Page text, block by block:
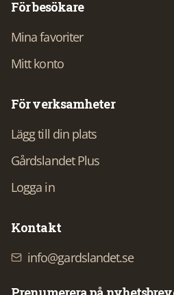
För besökare
Mina favoriter
Mitt konto
För verksamheter
Lägg till din plats
Gårdslandet Plus
Logga in
Kontakt
info@gardslandet.se